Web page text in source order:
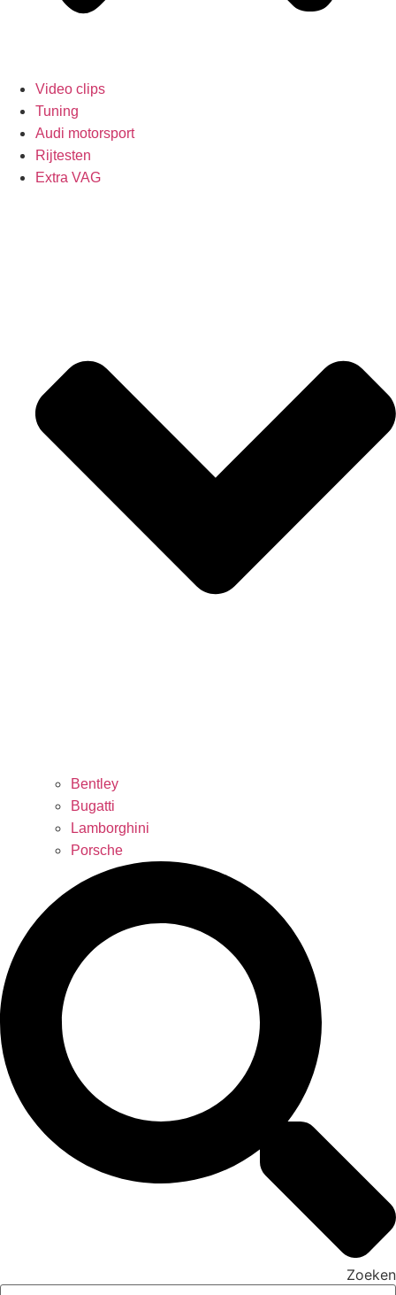
Video clips
Tuning
Audi motorsport
Rijtesten
Extra VAG
Bentley
Bugatti
Lamborghini
Porsche
Zoeken